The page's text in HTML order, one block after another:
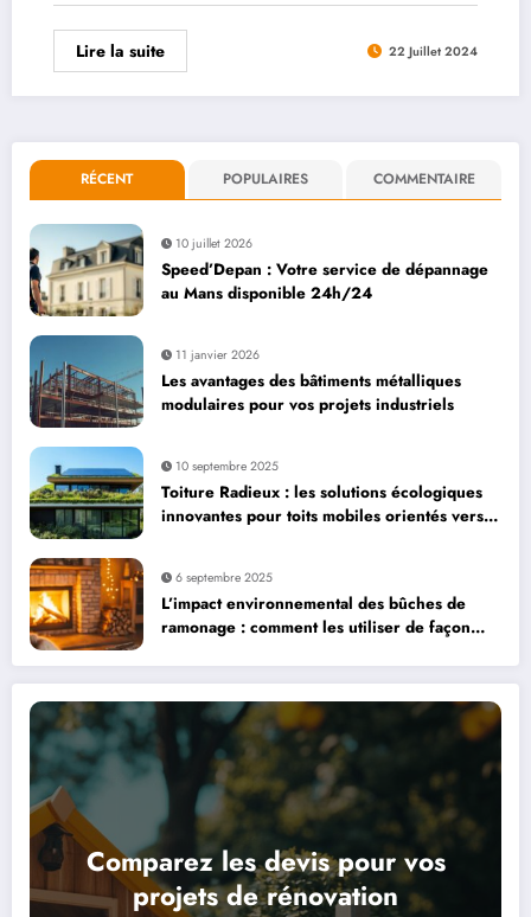
Lire la suite 22 Juillet 2024
RÉCENT POPULAIRES COMMENTAIRE
10 juillet 2026
Speed’Depan : Votre service de dépannage
au Mans disponible 24h/24
11 janvier 2026
Les avantages des bâtiments métalliques
modulaires pour vos projets industriels
10 septembre 2025
Toiture Radieux : les solutions écologiques
innovantes pour toits mobiles orientés vers
6 septembre 2025
L’impact environnemental des bûches de
ramonage : comment les utiliser de façon
Comparez les devis pour vos
projets de rénovation